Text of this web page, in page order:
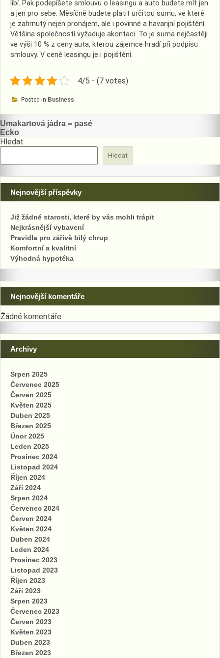
líbí. Pak podepíšete smlouvu o leasingu a auto budete mít jen
a jen pro sebe. Měsíčně budete platit určitou sumu, ve které
je zahrnutý nejen pronájem, ale i povinné a havarijní pojištění.
Většina společností vyžaduje akontaci. To je suma nejčastěji
ve výši 10 % z ceny auta, kterou zájemce hradí při podpisu
smlouvy. V ceně leasingu je i pojištění.
4/5 - (7 votes)
Posted in Business
Navigace
pro
Umakartová jádra = pasé
Ecko
Hledat
Hledat
Nejnovější příspěvky
Již žádné starosti, které by vás mohli trápit
Nejkrásnější vybavení
Pravidla pro zářivě bílý chrup
Komfortní a kvalitní
Výhodná hypotéka
Nejnovější komentáře
Žádné komentáře.
Archivy
Srpen 2025
Červenec 2025
Červen 2025
Květen 2025
Duben 2025
Březen 2025
Únor 2025
Leden 2025
Prosinec 2024
Listopad 2024
Říjen 2024
Září 2024
Srpen 2024
Červenec 2024
Červen 2024
Květen 2024
Duben 2024
Leden 2024
Prosinec 2023
Listopad 2023
Říjen 2023
Září 2023
Srpen 2023
Červenec 2023
Červen 2023
Květen 2023
Duben 2023
Březen 2023